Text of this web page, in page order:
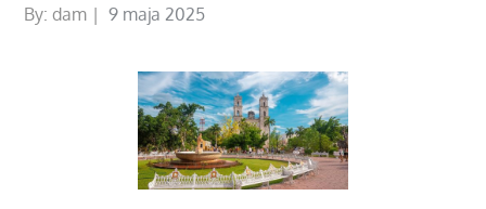
By:dam
Posted
9 maja 2025